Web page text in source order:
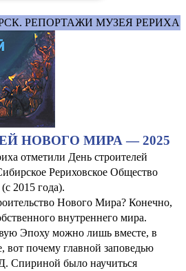
РЕПОРТАЖИ МУЗЕЯ РЕРИХА
НОВОГО МИРА — 2025
отметили День строителей
Рериховское Общество
2015 года).
Нового Мира? Конечно,
внутреннего мира.
Эпоху можно лишь вместе, в
вот почему главной заповедью
Спириной было научиться